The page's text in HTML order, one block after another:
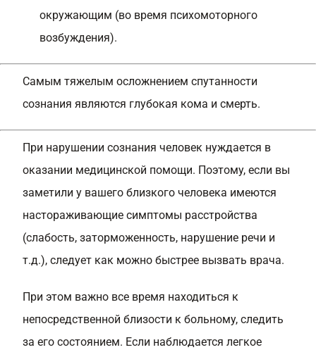
окружающим (во время психомоторного
возбуждения).
Самым тяжелым осложнением спутанности
сознания являются глубокая кома и смерть.
При нарушении сознания человек нуждается в
оказании медицинской помощи. Поэтому, если вы
заметили у вашего близкого человека имеются
настораживающие симптомы расстройства
(слабость, заторможенность, нарушение речи и
т.д.), следует как можно быстрее вызвать врача.
При этом важно все время находиться к
непосредственной близости к больному, следить
за его состоянием. Если наблюдается легкое